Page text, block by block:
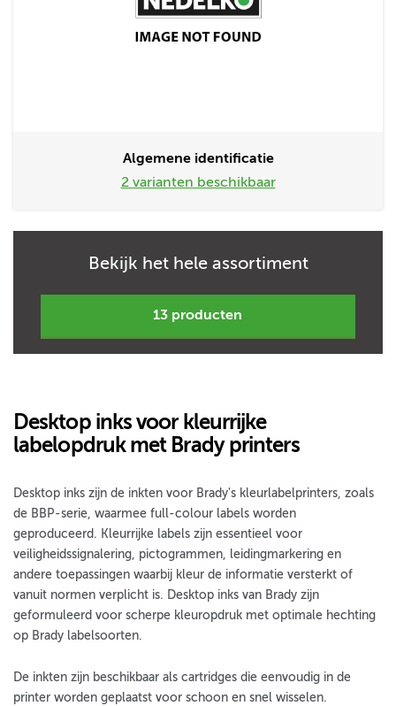
Algemene identificatie
2 varianten beschikbaar
Bekijk het hele assortiment
13 producten
Desktop inks voor kleurrijke
labelopdruk met Brady printers
Desktop inks zijn de inkten voor Brady's kleurlabelprinters, zoals
de BBP-serie, waarmee full-colour labels worden
geproduceerd. Kleurrijke labels zijn essentieel voor
veiligheidssignalering, pictogrammen, leidingmarkering en
andere toepassingen waarbij kleur de informatie versterkt of
vanuit normen verplicht is. Desktop inks van Brady zijn
geformuleerd voor scherpe kleuropdruk met optimale hechting
op Brady labelsoorten.
De inkten zijn beschikbaar als cartridges die eenvoudig in de
printer worden geplaatst voor schoon en snel wisselen.